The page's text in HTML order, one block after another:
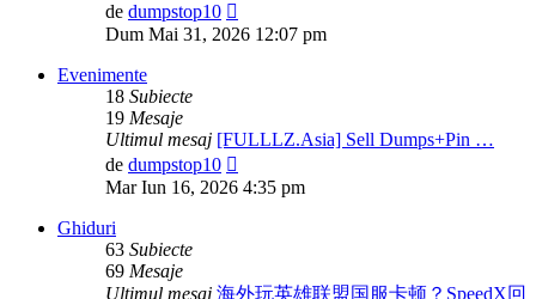
de dumpstop10
ultimul
Dum Mai 31, 2026 12:07 pm
Evenimente
18 Subiecte
19 Mesaje
Ultimul mesaj [FULLLZ.Asia] Sell Dumps+Pin …
de dumpstop10
ultimul
Mar Iun 16, 2026 4:35 pm
Ghiduri
63 Subiecte
69 Mesaje
Ultimul mesaj 海外玩英雄联盟国服卡顿？SpeedX回